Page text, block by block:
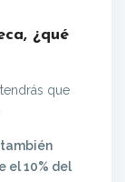
¿qué
que
también
el 10% del